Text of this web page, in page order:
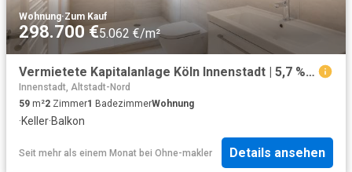
Wohnung·Zum Kauf
298.700 €5.062 €/m²
Vermietete Kapitalanlage Köln Innenstadt | 5,7 % Rendite | 2 Zi 59 m², umfassend saniert
Innenstadt, Altstadt-Nord
59 m²2 Zimmer1 BadezimmerWohnung
·Keller·Balkon
Seit mehr als einem Monat bei Ohne-makler Details ansehen